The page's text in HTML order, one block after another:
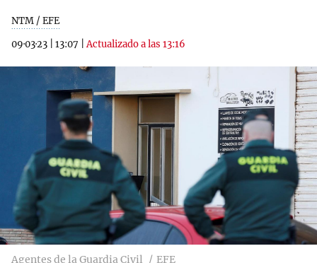
NTM / EFE
09·03·23
13:07 |Actualizado a las 13:16
Agentes de la Guardia Civil EFE